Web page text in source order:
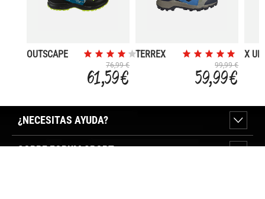
OUTSCAPE
76,99 €
61,59 €
TERREX
99,99 €
59,99 €
X
¿NECESITAS AYUDA?
SOBRE FORUM SPORT